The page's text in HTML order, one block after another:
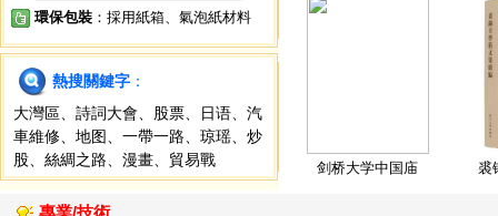
環保包裝 ：採用紙箱、氣泡紙材料
熱搜關鍵字 ：
大灣區
詩詞大會 股票 日语
汽
車維修
地图 一帶一路 琼瑶
炒
股
絲綢之路 漫畫 貿易戰 剑桥大学中国庙 裘
專業/技術